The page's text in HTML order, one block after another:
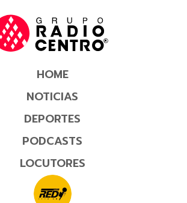
HOME
NOTICIAS
DEPORTES
PODCASTS
LOCUTORES